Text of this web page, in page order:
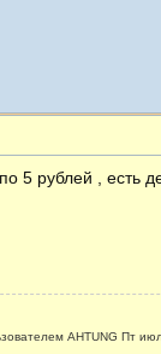
5 рублей , есть
AHTUNG Пт